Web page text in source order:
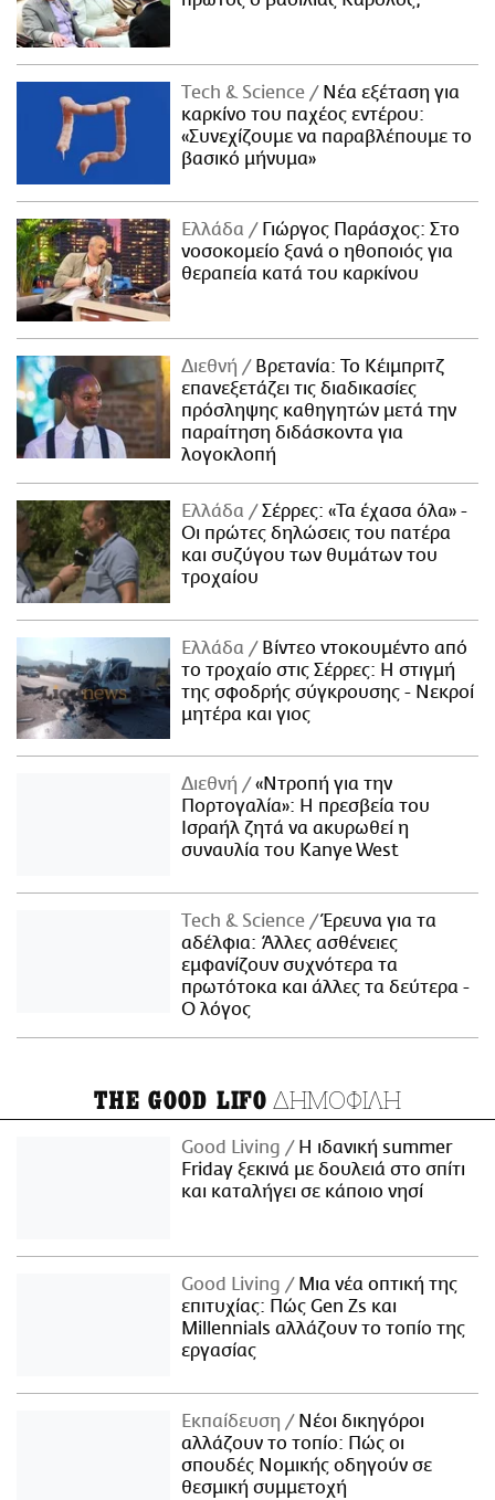
Τech & Science
Νέα εξέταση για
καρκίνο του παχέος εντέρου:
«Συνεχίζουμε να παραβλέπουμε το
βασικό μήνυμα»
Ελλάδα
Γιώργος Παράσχος: Στο
νοσοκομείο ξανά ο ηθοποιός για
θεραπεία κατά του καρκίνου
Διεθνή
Βρετανία: Το Κέιμπριτζ
επανεξετάζει τις διαδικασίες
πρόσληψης καθηγητών μετά την
παραίτηση διδάσκοντα για
λογοκλοπή
Ελλάδα
Σέρρες: «Τα έχασα όλα» -
Οι πρώτες δηλώσεις του πατέρα
και συζύγου των θυμάτων του
τροχαίου
Ελλάδα
Βίντεο ντοκουμέντο από
το τροχαίο στις Σέρρες: Η στιγμή
της σφοδρής σύγκρουσης - Νεκροί
μητέρα και γιος
Διεθνή
«Ντροπή για την
Πορτογαλία»: Η πρεσβεία του
Ισραήλ ζητά να ακυρωθεί η
συναυλία του Kanye West
Τech & Science
Έρευνα για τα
αδέλφια: Άλλες ασθένειες
εμφανίζουν συχνότερα τα
πρωτότοκα και άλλες τα δεύτερα -
Ο λόγος
THE GOOD LIFO ΔΗΜΟΦΙΛΗ
Good Living
Η ιδανική summer
Friday ξεκινά με δουλειά στο σπίτι
και καταλήγει σε κάποιο νησί
Good Living
Μια νέα οπτική της
επιτυχίας: Πώς Gen Zs και
Millennials αλλάζουν το τοπίο της
εργασίας
Εκπαίδευση
Νέοι δικηγόροι
αλλάζουν το τοπίο: Πώς οι
σπουδές Νομικής οδηγούν σε
θεσμική συμμετοχή